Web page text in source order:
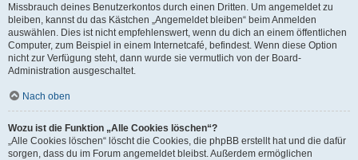
Missbrauch deines Benutzerkontos durch einen Dritten. Um angemeldet zu
bleiben, kannst du das Kästchen „Angemeldet bleiben“ beim Anmelden
auswählen. Dies ist nicht empfehlenswert, wenn du dich an einem öffentlichen
Computer, zum Beispiel in einem Internetcafé, befindest. Wenn diese Option
nicht zur Verfügung steht, dann wurde sie vermutlich von der Board-
Administration ausgeschaltet.
Nach oben
Wozu ist die Funktion „Alle Cookies löschen“?
„Alle Cookies löschen“ löscht die Cookies, die phpBB erstellt hat und die dafür
sorgen, dass du im Forum angemeldet bleibst. Außerdem ermöglichen